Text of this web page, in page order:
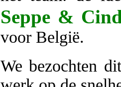
Seppe &
voor België.
We bezochten